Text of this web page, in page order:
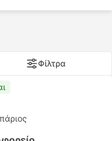
Φίλτρα